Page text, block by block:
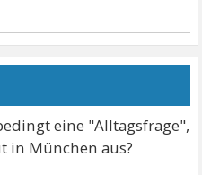
eine "Alltagsfrage",
in München aus?